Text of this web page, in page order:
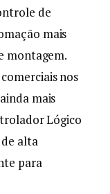
de
mais
montagem.
nos
mais
Lógico
alta
para